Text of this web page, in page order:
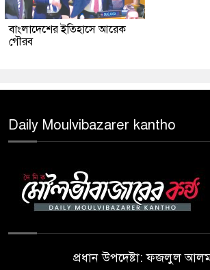
বাংলাদেশের ইতিহাসে আরেক
গৌরব
Daily Moulvibazarer kantho
প্রধান উপদেষ্টা: ফজলুল